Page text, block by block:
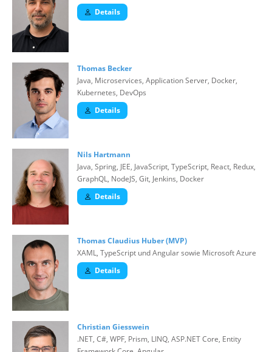
Details
Thomas Becker
Java, Microservices, Application Server, Docker,
Kubernetes, DevOps
Details
Nils Hartmann
Java, Spring, JEE, JavaScript, TypeScript, React, Redux,
GraphQL, NodeJS, Git, Jenkins, Docker
Details
Thomas Claudius Huber (MVP)
XAML, TypeScript und Angular sowie Microsoft Azure
Details
Christian Giesswein
.NET, C#, WPF, Prism, LINQ, ASP.NET Core, Entity